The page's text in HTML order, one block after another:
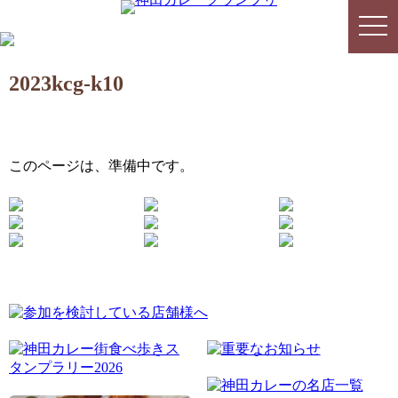
2023kcg-k10
このページは、準備中です。